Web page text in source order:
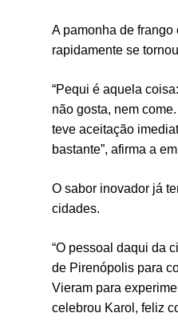
A pamonha de
rapidamente se
“Pequi é aquela
não gosta, nem
teve aceitação
bastante”, afirma a
O sabor inovador já
cidades.
“O pessoal daqui da
de Pirenópolis para
Vieram para
celebrou Karol, feliz